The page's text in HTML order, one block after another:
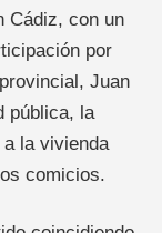
Cádiz, con un
por
Juan
pública, la
la vivienda
comicios.